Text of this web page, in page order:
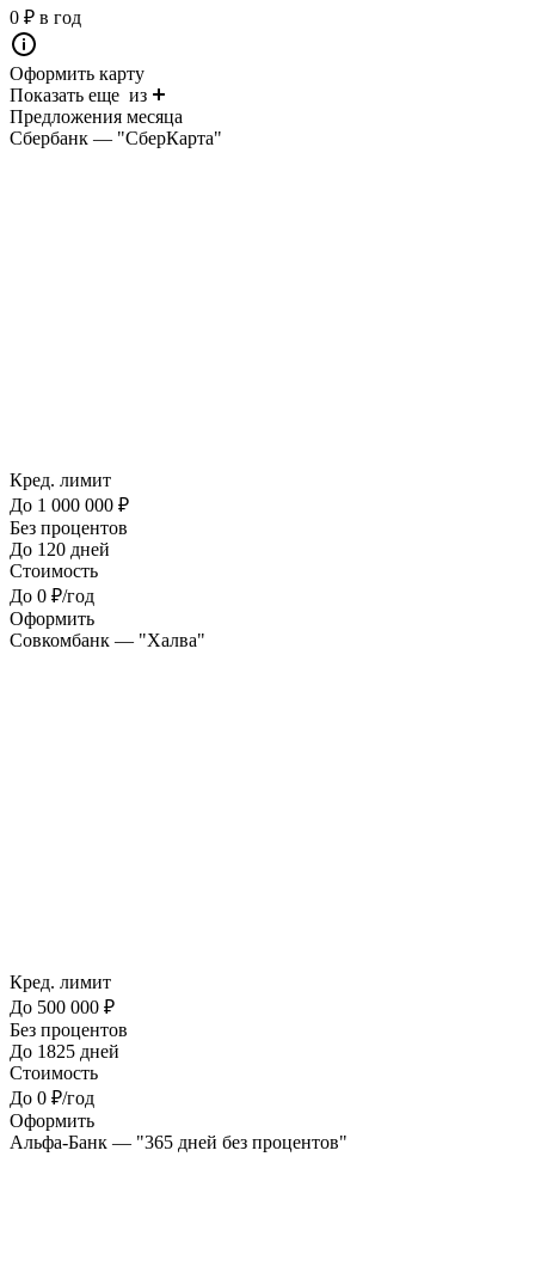
0 ₽ в год
Оформить карту
Показать еще из
Предложения месяца
Сбербанк — "СберКарта"
Кред. лимит
До 1 000 000 ₽
Без процентов
До 120 дней
Стоимость
До 0 ₽/год
Оформить
Совкомбанк — "Халва"
Кред. лимит
До 500 000 ₽
Без процентов
До 1825 дней
Стоимость
До 0 ₽/год
Оформить
Альфа-Банк — "365 дней без процентов"